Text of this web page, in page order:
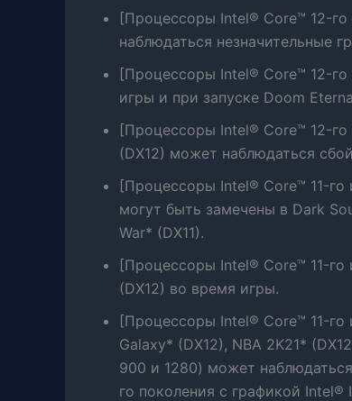
[Процессоры Intel® Core™ 12-го
наблюдаться незначительные
[Процессоры Intel® Core™ 12-
игры и при запуске Doom
[Процессоры Intel® Core™ 12-
(DX12) может наблюдаться
[Процессоры Intel® Core™ 11-го
могут быть замечены в Dark
War* (DX11).
[Процессоры Intel® Core™ 11-
(DX12) во время игры.
[Процессоры Intel® Core™ 11-го
Galaxy* (DX12), NBA 2K21*
900 и 1280) может
го поколения с графикой